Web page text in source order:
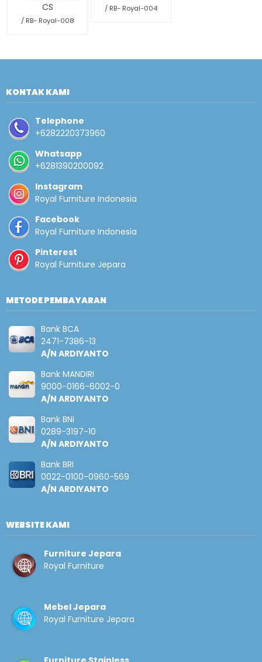
CS
/ RB- Royal-008
/ RB- Royal-004
KONTAK KAMI
Telephone
+6282220373960
Whatsapp
+6281390200092
Instagram
Royal Furniture Indonesia
Facebook
Royal Furniture Indonesia
Pinterest
Royal Furniture Jepara
METODE PEMBAYARAN
Bank BCA
2471-7386-13
A/N ARDIYANTO
Bank MANDIRI
9000-0166-6002-0
A/N ARDIYANTO
Bank BNI
0289-3197-10
A/N ARDIYANTO
Bank BRI
0022-0100-0960-569
A/N ARDIYANTO
WEBSITE KAMI
Furniture Jepara
Royal Furniture
Mebel Jepara
Royal Furniture Jepara